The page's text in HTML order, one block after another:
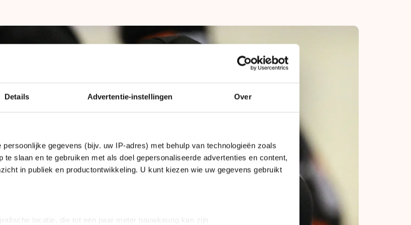
Details Advertentie-instellingen Over
persoonlijke gegevens (bijv. uw IP-adres) met behulp van technologieën zoals
te slaan en te gebruiken met als doel gepersonaliseerde advertenties en content,
in publiek en productontwikkeling. U kunt kiezen wie uw gegevens gebruikt
locatie, die tot een paar meter nauwkeurig kan zijn